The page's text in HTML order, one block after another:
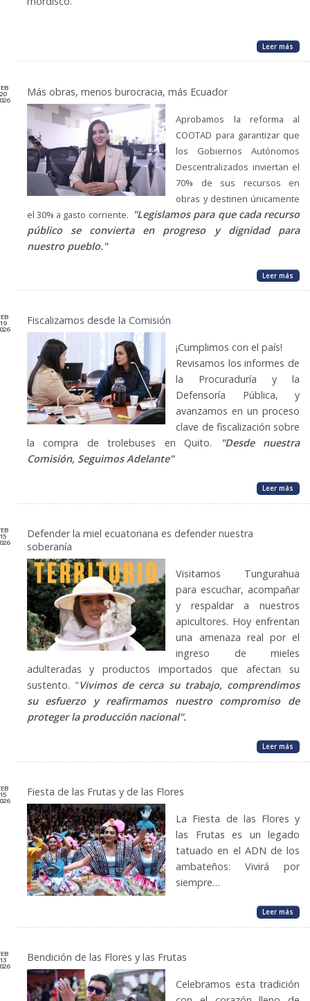
Leer más
20 Más obras, menos burocracia, más Ecuador
Aprobamos la reforma al
COOTAD para garantizar que
los Gobiernos Autónomos
Descentralizados inviertan el
70% de sus recursos en
obras y destinen únicamente
el 30% a gasto corriente. "Legislamos para que cada recurso
público se convierta en progreso y dignidad para
nuestro pueblo."
Leer más
19 Fiscalizamos desde la Comisión
¡Cumplimos con el país!
Revisamos los informes de
la Procuraduría y la
Defensoría Pública, y
avanzamos en un proceso
clave de fiscalización sobre
la compra de trolebuses en Quito. "Desde nuestra
Comisión, Seguimos Adelante"
Leer más
15
Defender la miel ecuatoriana es defender nuestra
soberanía
Visitamos Tungurahua
para escuchar, acompañar
y respaldar a nuestros
apicultores. Hoy enfrentan
una amenaza real por el
ingreso de mieles
adulteradas y productos importados que afectan su
sustento. "Vivimos de cerca su trabajo, comprendimos
su esfuerzo y reafirmamos nuestro compromiso de
proteger la producción nacional".
Leer más
15 Fiesta de las Frutas y de las Flores
La Fiesta de las Flores y
las Frutas es un legado
tatuado en el ADN de los
ambateños: Vivirá por
siempre…
Leer más
13 Bendición de las Flores y las Frutas
Celebramos esta tradición